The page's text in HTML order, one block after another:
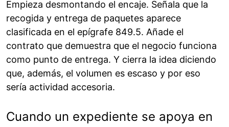
Empieza desmontando el encaje. Señala que la
recogida y entrega de paquetes aparece
clasificada en el epígrafe 849.5. Añade el
contrato que demuestra que el negocio funciona
como punto de entrega. Y cierra la idea diciendo
que, además, el volumen es escaso y por eso
sería actividad accesoria.
Cuando un expediente se apoya en